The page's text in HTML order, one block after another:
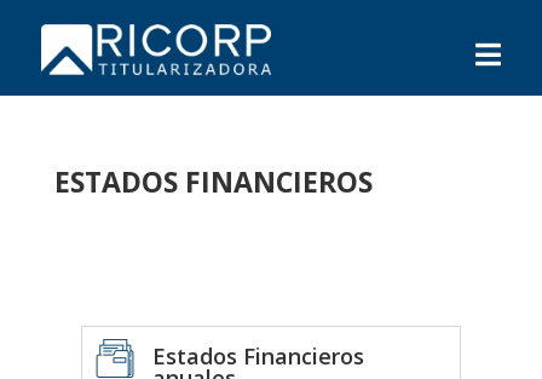
ESTADOS FINANCIEROS
Estados Financieros